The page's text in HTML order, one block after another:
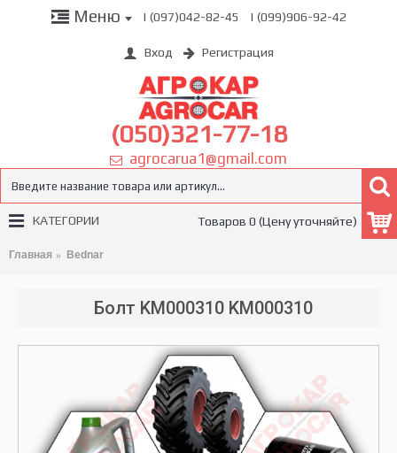
Меню | (097)042-82-45 | (099)906-92-42
Вход Регистрация
(050)321-77-18
agrocarua1@gmail.com
Товаров 0 (Цену уточняйте)
КАТЕГОРИИ
Главная Bednar
Болт KM000310 KM000310